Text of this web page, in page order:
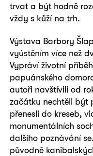
trvat a být hodně
vždy s kůží na trh.
Výstava Barbory
vyústěním více než
Vypráví životní
papuánského
autoři navštívili od
začátku nechtěli být
přenesli do kreseb,
monumentálních
dalšího poznávání
původně